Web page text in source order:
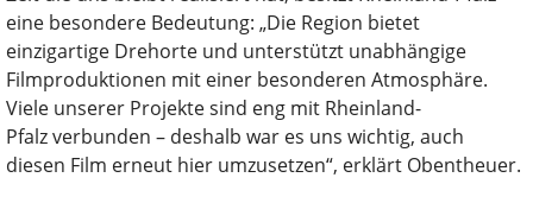
eine besondere Bedeutung: „Die Region bietet
einzigartige Drehorte und unterstützt unabhängige
Filmproduktionen mit einer besonderen Atmosphäre.
Viele unserer Projekte sind eng mit Rheinland-
Pfalz verbunden – deshalb war es uns wichtig, auch
diesen Film erneut hier umzusetzen“, erklärt Obentheuer.